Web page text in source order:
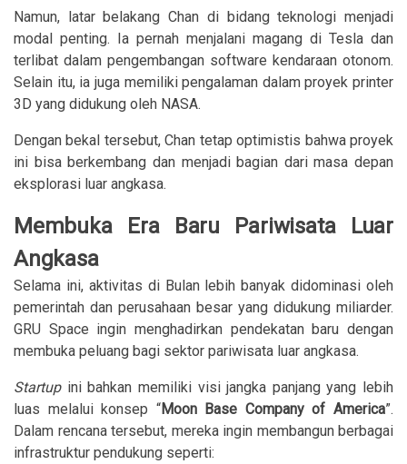
Namun, latar belakang Chan di bidang teknologi menjadi
modal penting. Ia pernah menjalani magang di Tesla dan
terlibat dalam pengembangan software kendaraan otonom.
Selain itu, ia juga memiliki pengalaman dalam proyek printer
3D yang didukung oleh NASA.
Dengan bekal tersebut, Chan tetap optimistis bahwa proyek
ini bisa berkembang dan menjadi bagian dari masa depan
eksplorasi luar angkasa.
Membuka Era Baru Pariwisata Luar
Angkasa
Selama ini, aktivitas di Bulan lebih banyak didominasi oleh
pemerintah dan perusahaan besar yang didukung miliarder.
GRU Space ingin menghadirkan pendekatan baru dengan
membuka peluang bagi sektor pariwisata luar angkasa.
Startupini bahkan memiliki visi jangka panjang yang lebih
luas melalui konsep “Moon Base Company of America”.
Dalam rencana tersebut, mereka ingin membangun berbagai
infrastruktur pendukung seperti: